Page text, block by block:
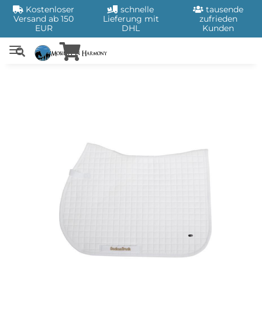
Kostenloser
Versand ab 150
EUR
schnelle
Lieferung mit
DHL
tausende
zufrieden
Kunden